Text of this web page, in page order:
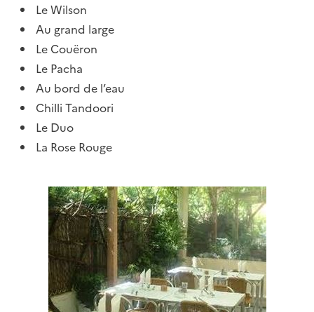
Le Wilson
Au grand large
Le Couëron
Le Pacha
Au bord de l’eau
Chilli Tandoori
Le Duo
La Rose Rouge